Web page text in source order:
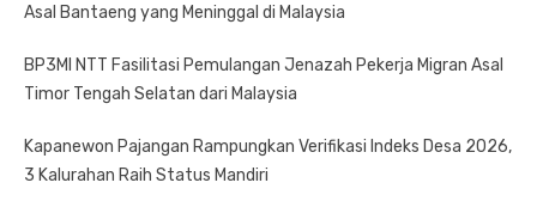
Asal Bantaeng yang Meninggal di Malaysia
BP3MI NTT Fasilitasi Pemulangan Jenazah Pekerja Migran Asal
Timor Tengah Selatan dari Malaysia
Kapanewon Pajangan Rampungkan Verifikasi Indeks Desa 2026,
3 Kalurahan Raih Status Mandiri